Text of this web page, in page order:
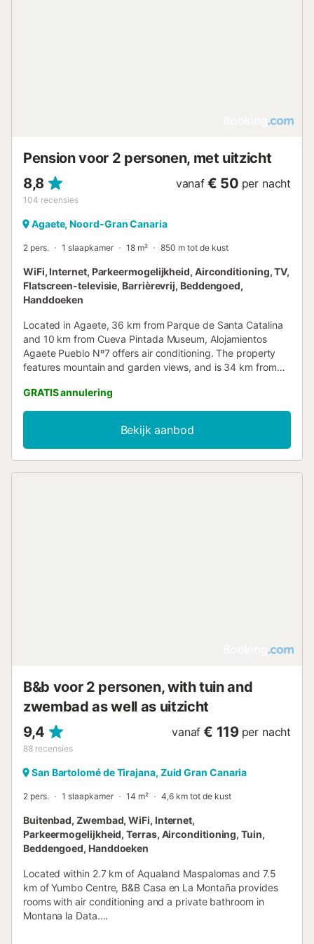
Pension voor 2 personen, met uitzicht
8,8
104 recensies
vanaf € 50 per nacht
Agaete, Noord-Gran Canaria
2 pers. 1 slaapkamer 18 m² 850 m tot de kust
WiFi, Internet, Parkeermogelijkheid, Airconditioning, TV,
Flatscreen-televisie, Barrièrevrij, Beddengoed,
Handdoeken
Located in Agaete, 36 km from Parque de Santa Catalina
and 10 km from Cueva Pintada Museum, Alojamientos
Agaete Pueblo Nº7 offers air conditioning. The property
features mountain and garden views, and is 34 km from
GRATIS annulering
Bekijk aanbod
B&b voor 2 personen, with tuin and
zwembad as well as uitzicht
9,4
88 recensies
vanaf € 119 per nacht
San Bartolomé de Tirajana, Zuid Gran Canaria
2 pers. 1 slaapkamer 14 m² 4,6 km tot de kust
Buitenbad, Zwembad, WiFi, Internet,
Parkeermogelijkheid, Terras, Airconditioning, Tuin,
Beddengoed, Handdoeken
Located within 2.7 km of Aqualand Maspalomas and 7.5
km of Yumbo Centre, B&B Casa en La Montaña provides
rooms with air conditioning and a private bathroom in
Montana la Data....